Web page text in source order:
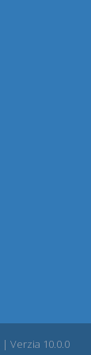
| Verzia 10.0.0